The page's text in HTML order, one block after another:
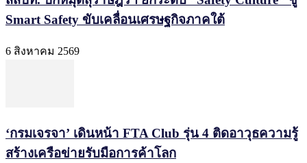
Smart Safety ขับเคลื่อนเศรษฐกิจภาคใต้
6 สิงหาคม 2569
‘กรมเจรจา’ เดินหน้า FTA Club รุ่น 4 ติดอาวุธความรู้
สร้างเครือข่ายรับมือการค้าโลก